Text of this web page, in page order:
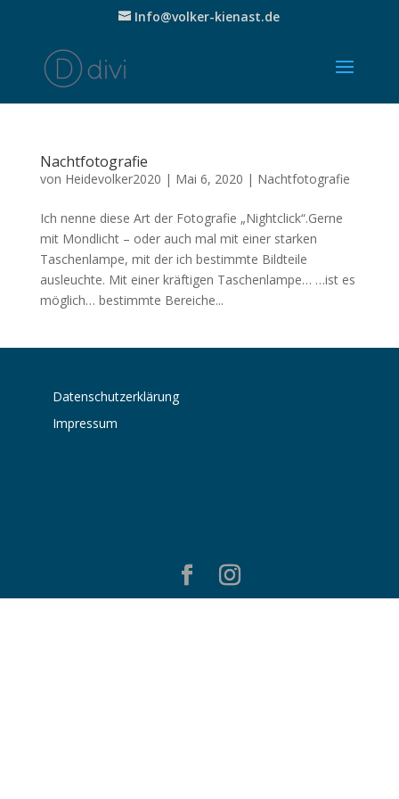
Info@volker-kienast.de
Nachtfotografie
von Heidevolker2020 | Mai 6, 2020 | Nachtfotografie
Ich nenne diese Art der Fotografie „Nightclick“.Gerne
mit Mondlicht – oder auch mal mit einer starken
Taschenlampe, mit der ich bestimmte Bildteile
ausleuchte. Mit einer kräftigen Taschenlampe… …ist es
möglich… bestimmte Bereiche...
Datenschutzerklärung
Impressum